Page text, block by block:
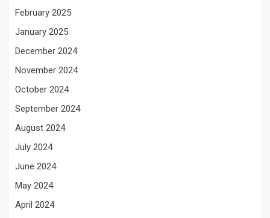
February 2025
January 2025
December 2024
November 2024
October 2024
September 2024
August 2024
July 2024
June 2024
May 2024
April 2024